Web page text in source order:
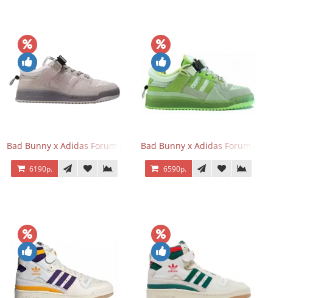
Low Mint Blue
Bad Bunny x Adidas Forum Buckle Low Gray
6190р.
Bad Bunny x Adidas Forum Buckle Low
6590р.